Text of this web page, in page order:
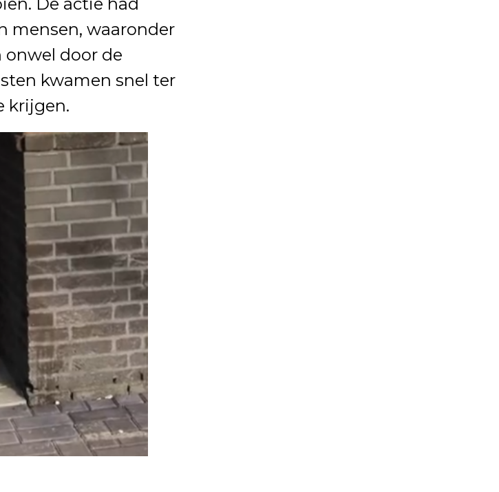
mensen, waaronder
onwel door de
kwamen snel ter
krijgen.